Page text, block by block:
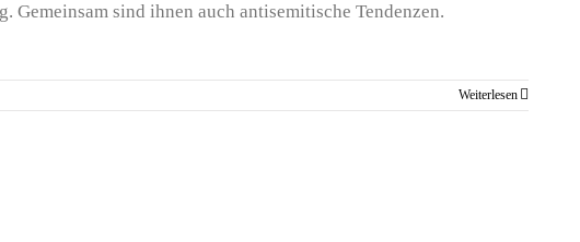
Gemeinsam sind ihnen auch antisemitische Tendenzen.
Weiterlesen